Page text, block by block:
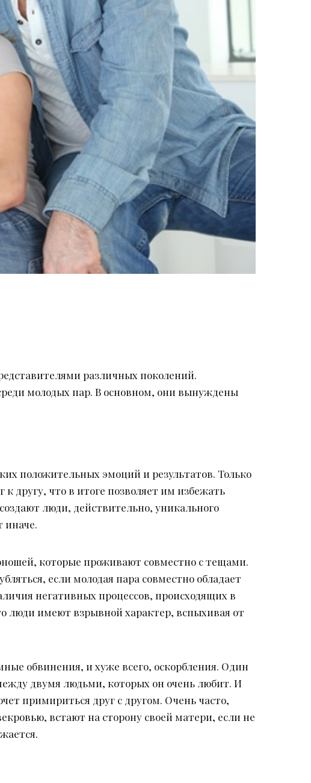
различных поколений.
молодых пар. В основном, они вынуждены
положительных эмоций и результатов. Только
другу, что в итоге позволяет им избежать
люди, действительно, уникального
иначе.
которые проживают совместно с тещами.
если молодая пара совместно обладает
негативных процессов, происходящих в
люди имеют взрывной характер, вспыхивая от
обвинения, и хуже всего, оскорбления. Один
двумя людьми, которых он очень любит. И
примириться друг с другом. Очень часто,
встают на сторону своей матери, если не